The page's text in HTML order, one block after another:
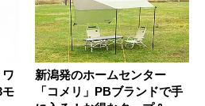
モ
新潟発のホームセンター
「コメリ」PBブランドで手